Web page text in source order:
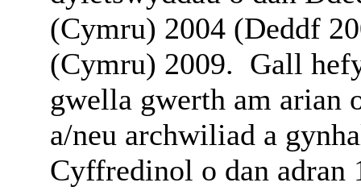
(Cymru) 2004 (Deddf
(Cymru) 2009. Gall
gwella gwerth am arian
a/neu archwiliad a
Cyffredinol o dan adran